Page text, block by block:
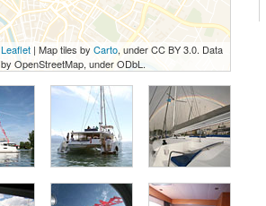
Leaflet | Map tiles byCarto, under CC BY 3.0. Data
by OpenStreetMap, under ODbL.